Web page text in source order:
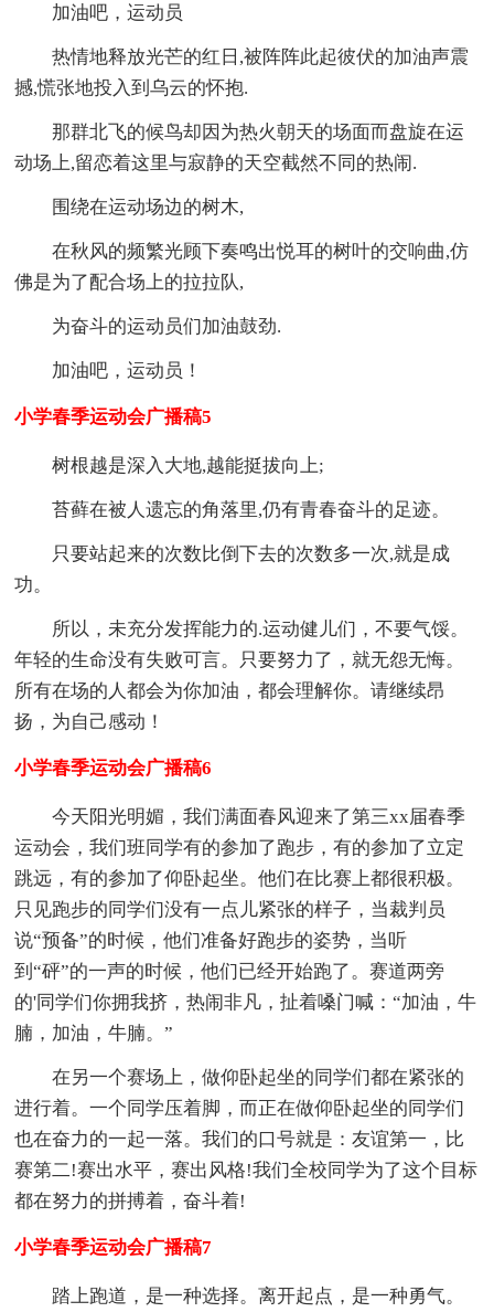
加油吧，运动员
热情地释放光芒的红日,被阵阵此起彼伏的加油声震
撼,慌张地投入到乌云的怀抱.
那群北飞的候鸟却因为热火朝天的场面而盘旋在运
动场上,留恋着这里与寂静的天空截然不同的热闹.
围绕在运动场边的树木,
在秋风的频繁光顾下奏鸣出悦耳的树叶的交响曲,仿
佛是为了配合场上的拉拉队,
为奋斗的运动员们加油鼓劲.
加油吧，运动员！
小学春季运动会广播稿5
树根越是深入大地,越能挺拔向上;
苔藓在被人遗忘的角落里,仍有青春奋斗的足迹。
只要站起来的次数比倒下去的次数多一次,就是成
功。
所以，未充分发挥能力的.运动健儿们，不要气馁。
年轻的生命没有失败可言。只要努力了，就无怨无悔。
所有在场的人都会为你加油，都会理解你。请继续昂
扬，为自己感动！
小学春季运动会广播稿6
今天阳光明媚，我们满面春风迎来了第三xx届春季
运动会，我们班同学有的参加了跑步，有的参加了立定
跳远，有的参加了仰卧起坐。他们在比赛上都很积极。
只见跑步的同学们没有一点儿紧张的样子，当裁判员
说“预备”的时候，他们准备好跑步的姿势，当听
到“砰”的一声的时候，他们已经开始跑了。赛道两旁
的'同学们你拥我挤，热闹非凡，扯着嗓门喊：“加油，牛
腩，加油，牛腩。”
在另一个赛场上，做仰卧起坐的同学们都在紧张的
进行着。一个同学压着脚，而正在做仰卧起坐的同学们
也在奋力的一起一落。我们的口号就是：友谊第一，比
赛第二!赛出水平，赛出风格!我们全校同学为了这个目标
都在努力的拼搏着，奋斗着!
小学春季运动会广播稿7
踏上跑道，是一种选择。离开起点，是一种勇气。